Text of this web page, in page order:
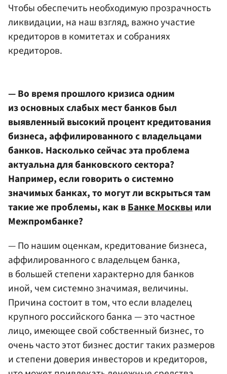
Чтобы обеспечить необходимую прозрачность
ликвидации, на наш взгляд, важно участие
кредиторов в комитетах и собраниях
кредиторов.
— Во время прошлого кризиса одним
из основных слабых мест банков был
выявленный высокий процент кредитования
бизнеса, аффилированного с владельцами
банков. Насколько сейчас эта проблема
актуальна для банковского сектора?
Например, если говорить о системно
значимых банках, то могут ли вскрыться там
такие же проблемы, как вБанке Москвыили
Межпромбанке?
— По нашим оценкам, кредитование бизнеса,
аффилированного с владельцем банка,
в большей степени характерно для банков
иной, чем системно значимая, величины.
Причина состоит в том, что если владелец
крупного российского банка — это частное
лицо, имеющее свой собственный бизнес, то
очень часто этот бизнес достиг таких размеров
и степени доверия инвесторов и кредиторов,